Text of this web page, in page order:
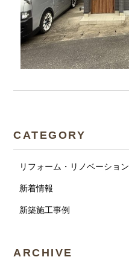
CATEGORY
リフォーム・リノベーション
新着情報
新築施工事例
ARCHIVE